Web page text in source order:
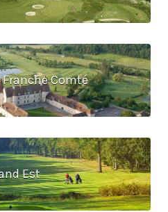
Comté
Est